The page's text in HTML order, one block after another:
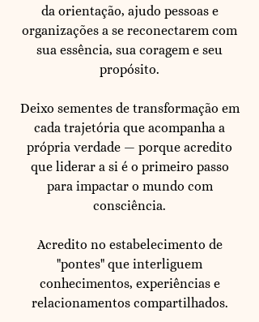
da orientação, ajudo pessoas e
organizações a se reconectarem com
sua essência, sua coragem e seu
propósito.
Deixo sementes de transformação em
cada trajetória que acompanha a
própria verdade — porque acredito
que liderar a si é o primeiro passo
para impactar o mundo com
consciência.
Acredito no estabelecimento de
"pontes" que interliguem
conhecimentos, experiências e
relacionamentos compartilhados.